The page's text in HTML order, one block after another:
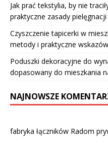
Jak prać tekstylia, by nie
praktyczne zasady
Czyszczenie tapicerki w
metody i praktyczne
Poduszki dekoracyjne do
dopasowany do mieszkania
NAJNOWSZE
fabryka łączników Radom